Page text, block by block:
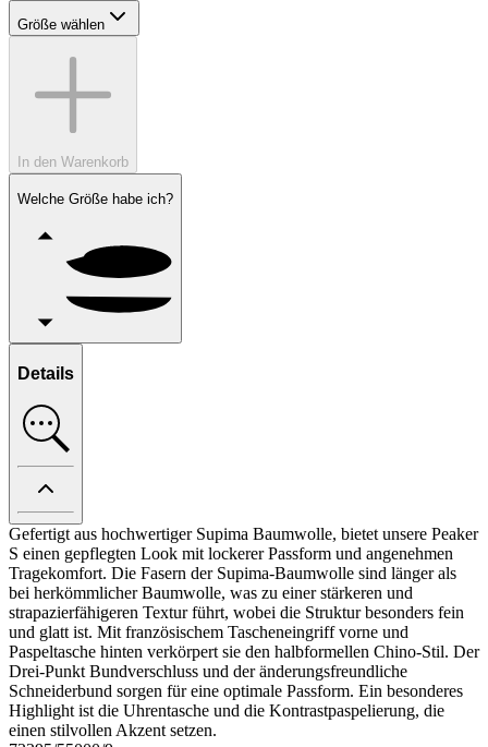
Größe wählen
In den Warenkorb
Welche Größe habe ich?
Details
Gefertigt aus hochwertiger Supima Baumwolle, bietet unsere Peaker
S einen gepflegten Look mit lockerer Passform und angenehmen
Tragekomfort. Die Fasern der Supima-Baumwolle sind länger als
bei herkömmlicher Baumwolle, was zu einer stärkeren und
strapazierfähigeren Textur führt, wobei die Struktur besonders fein
und glatt ist. Mit französischem Tascheneingriff vorne und
Paspeltasche hinten verkörpert sie den halbformellen Chino-Stil. Der
Drei-Punkt Bundverschluss und der änderungsfreundliche
Schneiderbund sorgen für eine optimale Passform. Ein besonderes
Highlight ist die Uhrentasche und die Kontrastpaspelierung, die
einen stilvollen Akzent setzen.